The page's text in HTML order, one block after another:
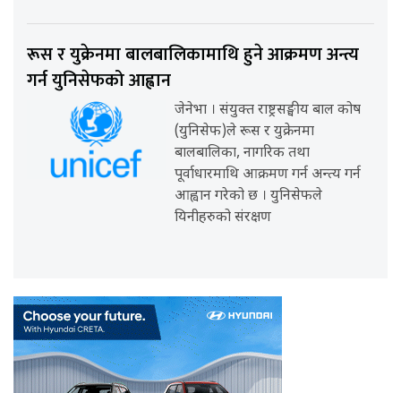
रूस र युक्रेनमा बालबालिकामाथि हुने आक्रमण अन्त्य
गर्न युनिसेफको आह्वान
जेनेभा । संयुक्त राष्ट्रसङ्घीय बाल कोष
(युनिसेफ)ले रूस र युक्रेनमा
बालबालिका, नागरिक तथा
पूर्वाधारमाथि आक्रमण गर्न अन्त्य गर्न
आह्वान गरेको छ । युनिसेफले
यिनीहरुको संरक्षण